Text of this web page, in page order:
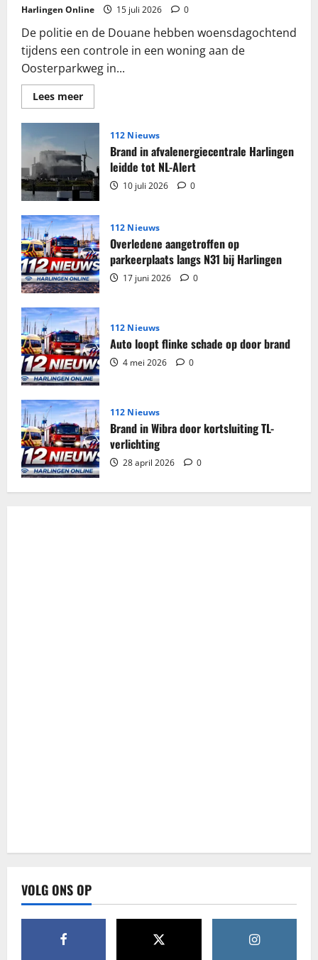
Harlingen Online 15 juli 2026 0
De politie en de Douane hebben woensdagochtend
tijdens een controle in een woning aan de
Oosterparkweg in...
Lees meerLees
meer
Grote
sigaretten
en
tabak
in
beslag
genomen
in
woning
Harlingen
112 Nieuws
Brand in afvalenergiecentrale Harlingen
leidde tot NL-Alert
10 juli 2026 0
112 Nieuws
Overledene aangetroffen op
parkeerplaats langs N31 bij Harlingen
17 juni 2026 0
112 Nieuws
Auto loopt flinke schade op door brand
4 mei 2026 0
112 Nieuws
Brand in Wibra door kortsluiting TL-
verlichting
28 april 2026 0
VOLG ONS OP